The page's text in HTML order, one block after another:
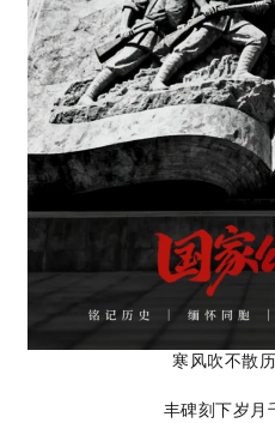
寒风吹不散
丰碑刻下岁月